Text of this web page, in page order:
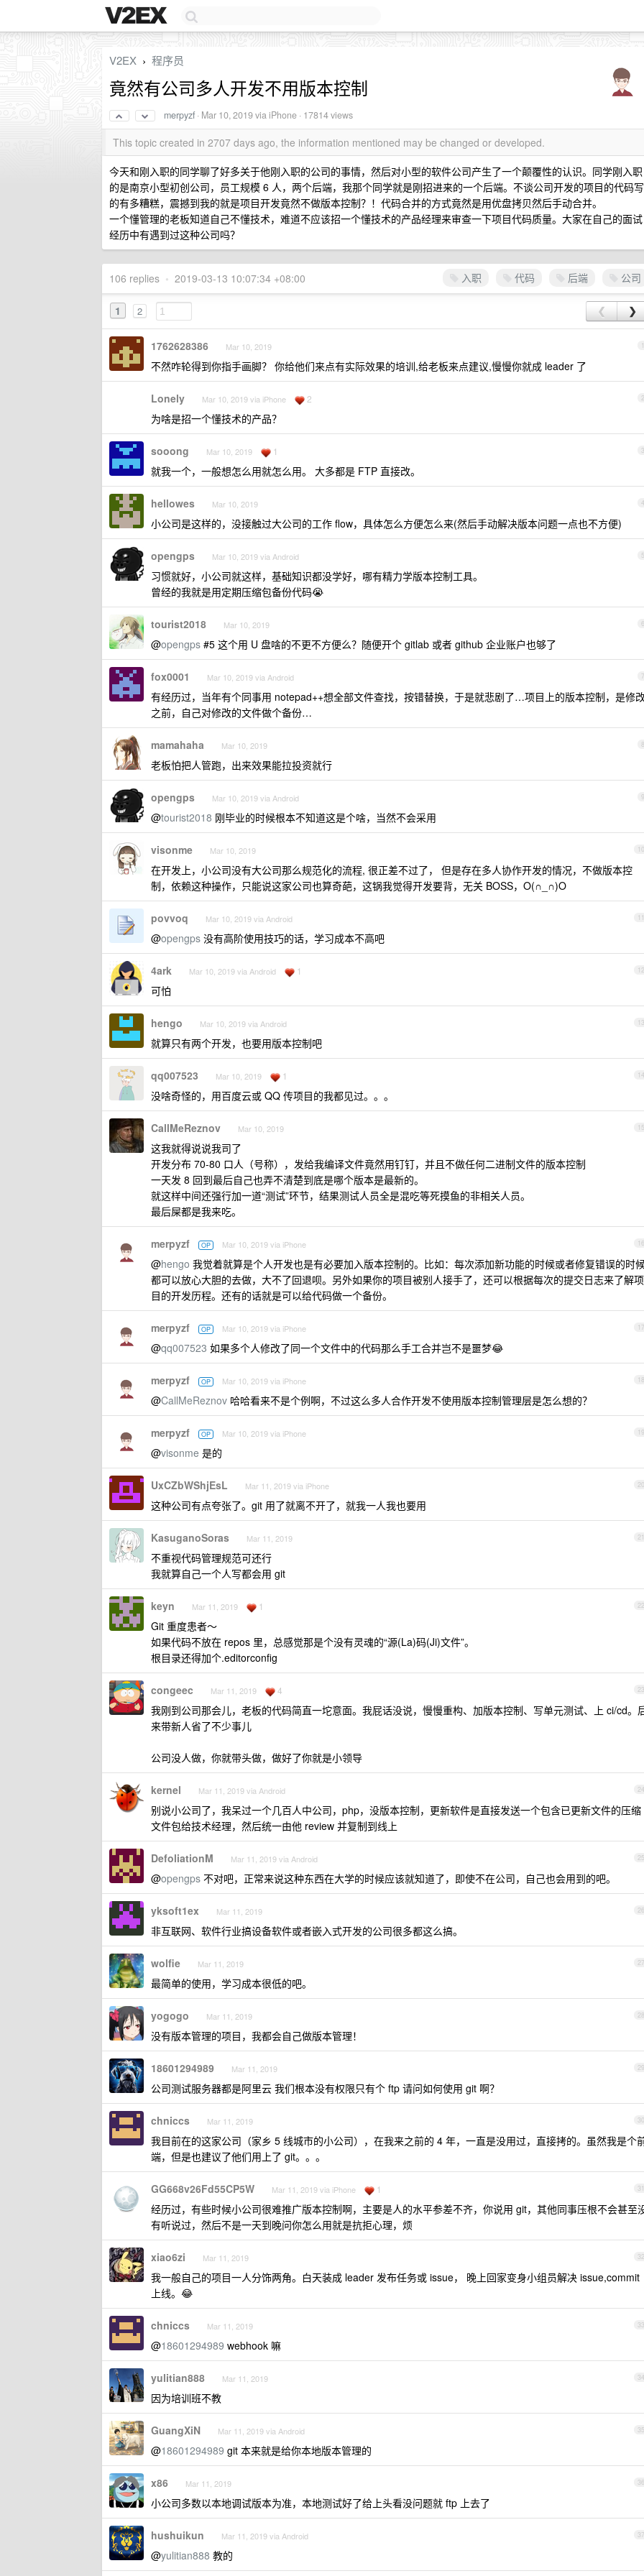
V2EX › 程序员
竟然有公司多人开发不用版本控制
merpyzf· Mar 10, 2019via iPhone · 17814 views
This topic created in 2707 days ago, the information mentioned may be changed or developed.
今天和刚入职的同学聊了好多关于他刚入职的公司的事情，然后对小型的软件公司产生了一个颠覆性的认识。同学刚入职
的是南京小型初创公司，员工规模 6 人，两个后端，我那个同学就是刚招进来的一个后端。不谈公司开发的项目的代码写
的有多糟糕，震撼到我的就是项目开发竟然不做版本控制？！代码合并的方式竟然是用优盘拷贝然后手动合并。
一个懂管理的老板知道自己不懂技术，难道不应该招一个懂技术的产品经理来审查一下项目代码质量。大家在自己的面试
经历中有遇到过这种公司吗？
入职 代码 后端 公司
106 replies • 2019-03-13 10:07:34 +08:00
1 2 ❮ ❯
1
1762628386 Mar 10, 2019
不然咋轮得到你指手画脚？ 你给他们来点有实际效果的培训,给老板来点建议,慢慢你就成 leader 了
2
Lonely Mar 10, 2019 via iPhone 2
为啥是招一个懂技术的产品？
3
sooong Mar 10, 2019 1
就我一个，一般想怎么用就怎么用。 大多都是 FTP 直接改。
4
hellowes Mar 10, 2019
小公司是这样的，没接触过大公司的工作 flow，具体怎么方便怎么来(然后手动解决版本问题一点也不方便)
5
opengps Mar 10, 2019 via Android
习惯就好，小公司就这样，基础知识都没学好，哪有精力学版本控制工具。
曾经的我就是用定期压缩包备份代码😭
6
tourist2018 Mar 10, 2019
@opengps #5 这个用 U 盘啥的不更不方便么？随便开个 gitlab 或者 github 企业账户也够了
7
fox0001 Mar 10, 2019 via Android
有经历过，当年有个同事用 notepad++想全部文件查找，按错替换，于是就悲剧了…项目上的版本控制，是修
之前，自己对修改的文件做个备份…
8
mamahaha Mar 10, 2019
老板怕把人管跑，出来效果能拉投资就行
9
opengps Mar 10, 2019 via Android
@tourist2018 刚毕业的时候根本不知道这是个啥，当然不会采用
10
visonme Mar 10, 2019
在开发上，小公司没有大公司那么规范化的流程, 很正差不过了， 但是存在多人协作开发的情况，不做版本控
制，依赖这种操作，只能说这家公司也算奇葩，这锅我觉得开发要背，无关 BOSS，O(∩_∩)O
11
povvoq Mar 10, 2019 via Android
@opengps 没有高阶使用技巧的话，学习成本不高吧
12
4ark Mar 10, 2019 via Android 1
可怕
13
hengo Mar 10, 2019 via Android
就算只有两个开发，也要用版本控制吧
14
qq007523 Mar 10, 2019 1
没啥奇怪的，用百度云或 QQ 传项目的我都见过。。。
15
CallMeReznov Mar 10, 2019
这我就得说说我司了
开发分布 70-80 口人（号称），发给我编译文件竟然用钉钉，并且不做任何二进制文件的版本控制
一天发 8 回到最后自己也弄不清楚到底是哪个版本是最新的。
就这样中间还强行加一道“测试”环节，结果测试人员全是混吃等死摸鱼的非相关人员。
最后屎都是我来吃。
16
merpyzf OP Mar 10, 2019 via iPhone
@hengo 我觉着就算是个人开发也是有必要加入版本控制的。比如：每次添加新功能的时候或者修复错误的时
都可以放心大胆的去做，大不了回退呗。另外如果你的项目被别人接手了，还可以根据每次的提交日志来了解项
目的开发历程。还有的话就是可以给代码做一个备份。
17
merpyzf OP Mar 10, 2019 via iPhone
@qq007523 如果多个人修改了同一个文件中的代码那么手工合并岂不是噩梦😂
18
merpyzf OP Mar 10, 2019 via iPhone
@CallMeReznov 哈哈看来不是个例啊，不过这么多人合作开发不使用版本控制管理层是怎么想的？
19
merpyzf OP Mar 10, 2019 via iPhone
@visonme 是的
20
UxCZbWShjEsL Mar 11, 2019 via iPhone
这种公司有点夸张了。git 用了就离不开了，就我一人我也要用
21
KasuganoSoras Mar 11, 2019
不重视代码管理规范可还行
我就算自己一个人写都会用 git
22
keyn Mar 11, 2019 1
Git 重度患者～
如果代码不放在 repos 里，总感觉那是个没有灵魂的“源(La)码(Ji)文件”。
根目录还得加个.editorconfig
23
congeec Mar 11, 2019 4
我刚到公司那会儿，老板的代码简直一坨意面。我屁话没说，慢慢重构、加版本控制、写单元测试、上 ci/cd。
来带新人省了不少事儿
公司没人做，你就带头做，做好了你就是小领导
24
kernel Mar 11, 2019 via Android
别说小公司了，我呆过一个几百人中公司，php，没版本控制，更新软件是直接发送一个包含已更新文件的压缩
文件包给技术经理，然后统一由他 review 并复制到线上
25
DefoliationM Mar 11, 2019 via Android
@opengps 不对吧，正常来说这种东西在大学的时候应该就知道了，即使不在公司，自己也会用到的吧。
26
yksoft1ex Mar 11, 2019
非互联网、软件行业搞设备软件或者嵌入式开发的公司很多都这么搞。
27
wolfie Mar 11, 2019
最简单的使用，学习成本很低的吧。
28
yogogo Mar 11, 2019
没有版本管理的项目，我都会自己做版本管理！
29
18601294989 Mar 11, 2019
公司测试服务器都是阿里云 我们根本没有权限只有个 ftp 请问如何使用 git 啊？
30
chniccs Mar 11, 2019
我目前在的这家公司（家乡 5 线城市的小公司），在我来之前的 4 年，一直是没用过，直接拷的。虽然我是个
端，但是也建议了他们用上了 git。。。
31
GG668v26Fd55CP5W Mar 11, 2019 via iPhone 1
经历过，有些时候小公司很难推广版本控制啊，主要是人的水平参差不齐，你说用 git，其他同事压根不会甚至
有听说过，然后不是一天到晚问你怎么用就是抗拒心理，烦
32
xiao6zi Mar 11, 2019
我一般自己的项目一人分饰两角。白天装成 leader 发布任务或 issue， 晚上回家变身小组员解决 issue,commit
上线。😂
33
chniccs Mar 11, 2019
@18601294989 webhook 嘛
34
yulitian888 Mar 11, 2019
因为培训班不教
35
GuangXiN Mar 11, 2019 via Android
@18601294989 git 本来就是给你本地版本管理的
36
x86 Mar 11, 2019
小公司多数以本地调试版本为准，本地测试好了给上头看没问题就 ftp 上去了
37
hushuikun Mar 11, 2019 via Android
@yulitian888 教的